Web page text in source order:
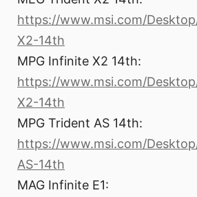
https://www.msi.com/
X2-14th
MPG Infinite X2 14th:
https://www.msi.com/
X2-14th
MPG Trident AS 14th:
https://www.msi.com/
AS-14th
MAG Infinite E1: